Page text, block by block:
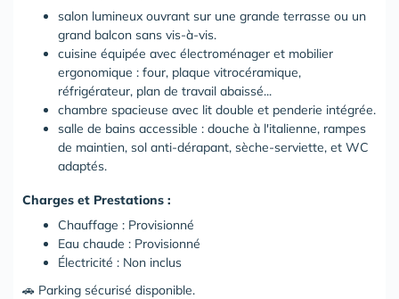
salon lumineux ouvrant sur une grande terrasse ou un
grand balcon sans vis-à-vis.
cuisine équipée avec électroménager et mobilier
ergonomique : four, plaque vitrocéramique,
réfrigérateur, plan de travail abaissé...
chambre spacieuse avec lit double et penderie intégrée.
salle de bains accessible : douche à l'italienne, rampes
de maintien, sol anti-dérapant, sèche-serviette, et WC
adaptés.
Charges et Prestations :
Chauffage : Provisionné
Eau chaude : Provisionné
Électricité : Non inclus
🚗 Parking sécurisé disponible.